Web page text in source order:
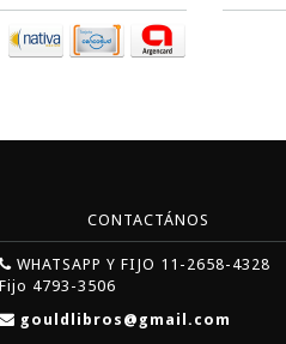
CONTACTÁNOS
WHATSAPP Y FIJO 11-2658-4328
Fijo 4793-3506
gouldlibros@gmail.com